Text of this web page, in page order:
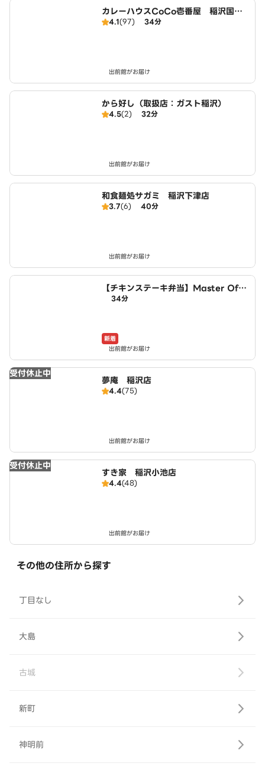
カレーハウスCoCo壱番屋 稲沢国府
宮店（SD）
4.1(97) 34分
出前館がお届け
から好し（取扱店：ガスト稲沢）
4.5(2) 32分
出前館がお届け
和食麺処サガミ 稲沢下津店
3.7(6) 40分
出前館がお届け
【チキンステーキ弁当】Master Of C
hicken～稲沢井之口店～
34分
新着
出前館がお届け
受付休止中
夢庵 稲沢店
4.4(75)
出前館がお届け
受付休止中
すき家 稲沢小池店
4.4(48)
出前館がお届け
その他の住所から探す
丁目なし
大島
古城
新町
神明前